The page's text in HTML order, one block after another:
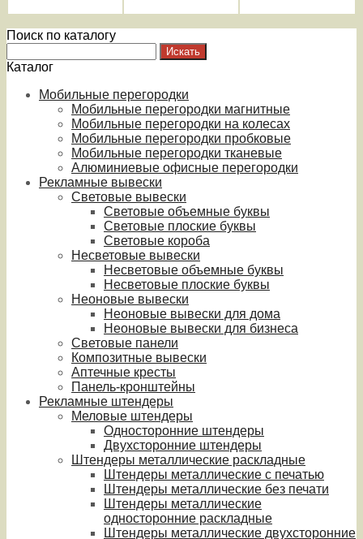
Поиск по каталогу
Каталог
Мобильные перегородки
Мобильные перегородки магнитные
Мобильные перегородки на колесах
Мобильные перегородки пробковые
Мобильные перегородки тканевые
Алюминиевые офисные перегородки
Рекламные вывески
Световые вывески
Световые объемные буквы
Световые плоские буквы
Световые короба
Несветовые вывески
Несветовые объемные буквы
Несветовые плоские буквы
Неоновые вывески
Неоновые вывески для дома
Неоновые вывески для бизнеса
Световые панели
Композитные вывески
Аптечные кресты
Панель-кронштейны
Рекламные штендеры
Меловые штендеры
Односторонние штендеры
Двухсторонние штендеры
Штендеры металлические раскладные
Штендеры металлические с печатью
Штендеры металлические без печати
Штендеры металлические
односторонние раскладные
Штендеры металлические двухсторонние